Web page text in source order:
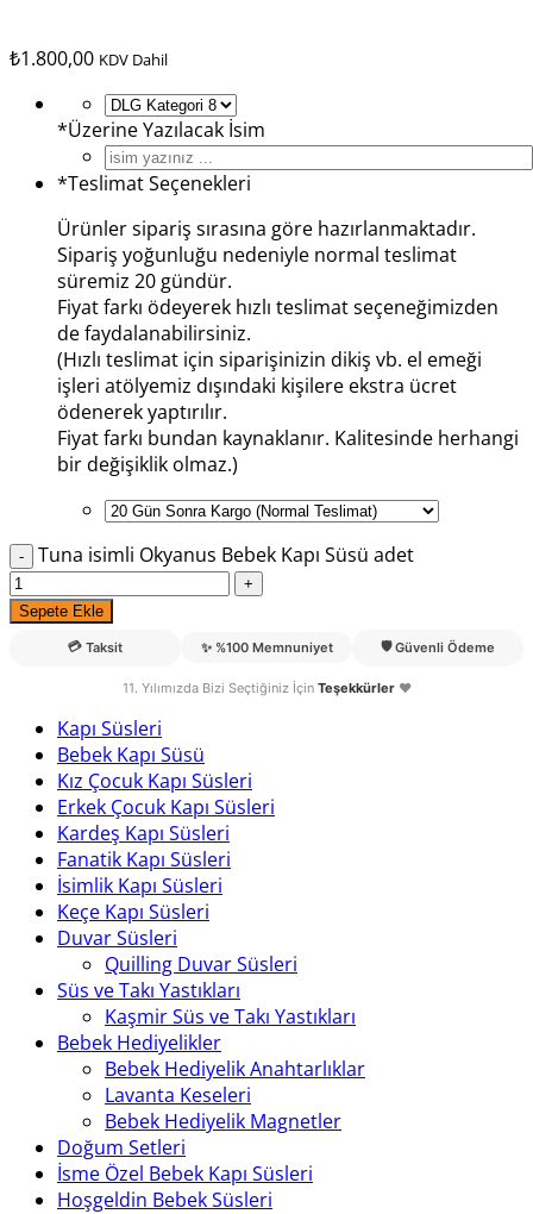
₺1.800,00 KDV Dahil
*Üzerine Yazılacak İsim
*Teslimat Seçenekleri
Ürünler sipariş sırasına göre hazırlanmaktadır.
Sipariş yoğunluğu nedeniyle normal teslimat
süremiz 20 gündür.
Fiyat farkı ödeyerek hızlı teslimat seçeneğimizden
de faydalanabilirsiniz.
(Hızlı teslimat için siparişinizin dikiş vb. el emeği
işleri atölyemiz dışındaki kişilere ekstra ücret
ödenerek yaptırılır.
Fiyat farkı bundan kaynaklanır. Kalitesinde herhangi
bir değişiklik olmaz.)
Tuna isimli Okyanus Bebek Kapı Süsü adet
Sepete Ekle
💳 Taksit ✨ %100 Memnuniyet 🛡️ Güvenli Ödeme
11. Yılımızda Bizi Seçtiğiniz İçin Teşekkürler❤️
Kapı Süsleri
Bebek Kapı Süsü
Kız Çocuk Kapı Süsleri
Erkek Çocuk Kapı Süsleri
Kardeş Kapı Süsleri
Fanatik Kapı Süsleri
İsimlik Kapı Süsleri
Keçe Kapı Süsleri
Duvar Süsleri
Quilling Duvar Süsleri
Süs ve Takı Yastıkları
Kaşmir Süs ve Takı Yastıkları
Bebek Hediyelikler
Bebek Hediyelik Anahtarlıklar
Lavanta Keseleri
Bebek Hediyelik Magnetler
Doğum Setleri
İsme Özel Bebek Kapı Süsleri
Hoşgeldin Bebek Süsleri